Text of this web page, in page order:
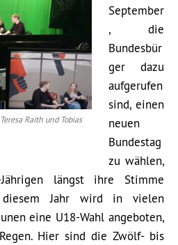
Raith und Tobias
September
, die
Bundesbür
ger dazu
aufgerufen
sind, einen
neuen
Bundestag
zu wählen,
längst ihre Stimme
diesem Jahr wird in vielen
eine U18-Wahl angeboten,
Hier sind die Zwölf- bis